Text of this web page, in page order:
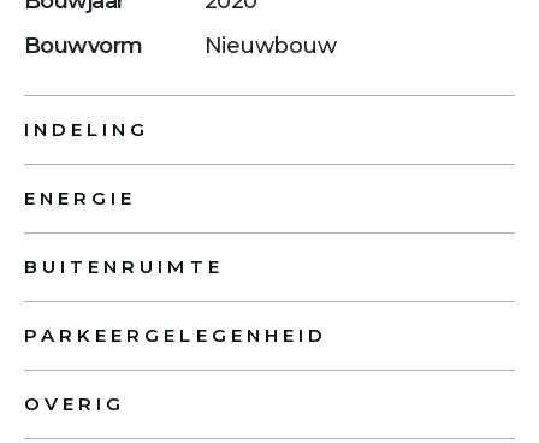
Bouwvorm
Nieuwbouw
INDELING
ENERGIE
BUITENRUIMTE
PARKEERGELEGENHEID
OVERIG